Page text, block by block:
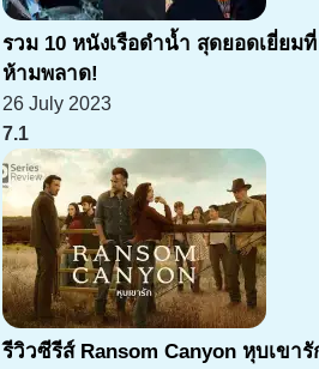
รวม 10 หนังเรือดำน้ำ สุดยอดเยี่ยมที่
ห้ามพลาด!
26 July 2023
7.1
รีวิวซีรีส์ Ransom Canyon หุบเขารั